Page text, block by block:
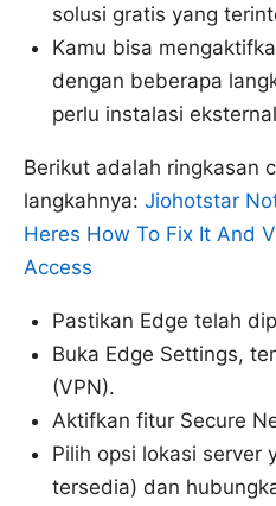
solusi gratis yang
Kamu bisa
dengan beberapa
perlu instalasi
Berikut adalah ringkasan
langkahnya: Jiohotstar
Heres How To Fix It And
Access
Pastikan Edge telah
Buka Edge Settings,
(VPN).
Aktifkan fitur Secure
Pilih opsi lokasi server
tersedia) dan